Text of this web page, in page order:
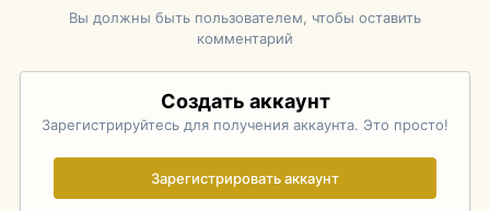
Вы должны быть пользователем, чтобы оставить
комментарий
Создать аккаунт
Зарегистрируйтесь для получения аккаунта. Это просто!
Зарегистрировать аккаунт